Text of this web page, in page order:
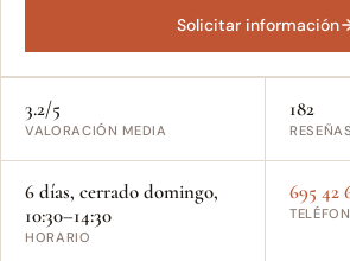
Solicitar información
3.2/5
VALORACIÓN MEDIA
182
RESEÑAS
6 días, cerrado domingo,
10:30–14:30
HORARIO
695 42